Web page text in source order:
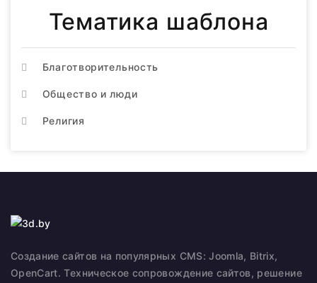
Тематика шаблона
Благотворительность
Общество и люди
Религия
Создание сайтов на популярных CMS: Joomla, Bitrix,
OpenCart. Техническое сопровождение сайтов, решение